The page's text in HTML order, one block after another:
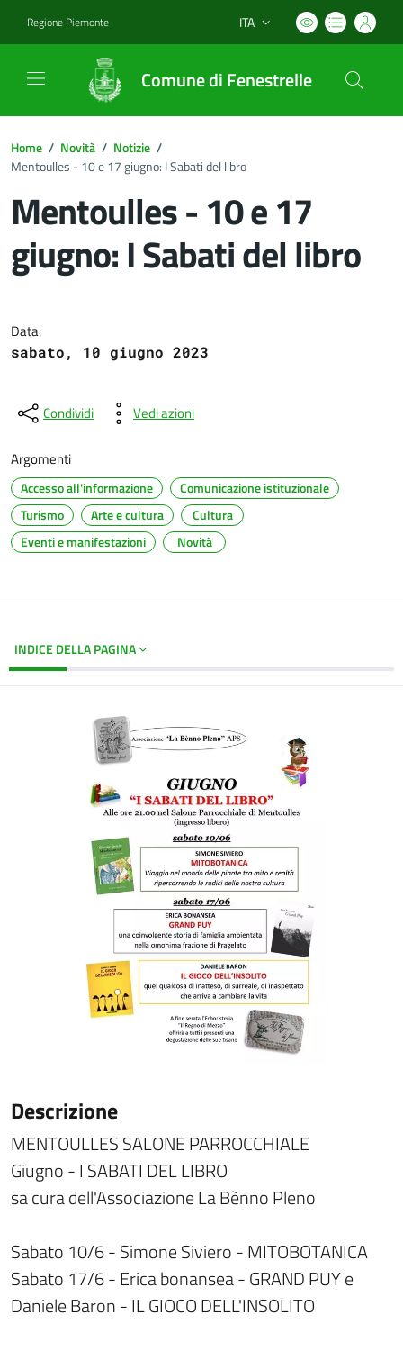
Regione Piemonte Lingua attiva:
ITA
Comune di Fenestrelle
Home / Novità / Notizie /
Mentoulles - 10 e 17 giugno: I Sabati del libro
Mentoulles - 10 e 17
giugno: I Sabati del libro
Data:
sabato, 10 giugno 2023
Condividi Vedi azioni
Argomenti
Accesso all'informazione
Comunicazione istituzionale
Turismo
Arte e cultura
Cultura
Eventi e manifestazioni
Novità
INDICE DELLA PAGINA
Descrizione
MENTOULLES SALONE PARROCCHIALE
Giugno - I SABATI DEL LIBRO
sa cura dell'Associazione La Bènno Pleno
Sabato 10/6 - Simone Siviero - MITOBOTANICA
Sabato 17/6 - Erica bonansea - GRAND PUY e
Daniele Baron - IL GIOCO DELL'INSOLITO